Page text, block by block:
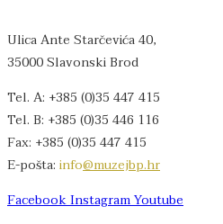
Ulica Ante Starčevića 40,
35000 Slavonski Brod
Tel. A: +385 (0)35 447 415
Tel. B: +385 (0)35 446 116
Fax: +385 (0)35 447 415
E-pošta: info@muzejbp.hr
FacebookInstagramYoutube